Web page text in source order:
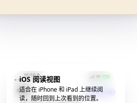
iOS 阅读视图
适合在 iPhone 和 iPad 上继续阅
读，随时回到上次看到的位置。